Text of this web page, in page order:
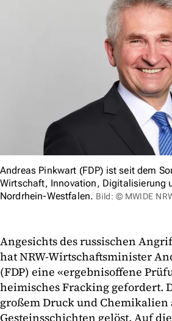
Andreas Pinkwart (FDP) ist seit dem
Wirtschaft, Innovation, Digitalisierung
Nordrhein-Westfalen. Bild: © MWIDE
Angesichts des russischen
hat NRW-Wirtschaftsminister
(FDP) eine «ergebnisoffene
heimisches Fracking gefordert.
großem Druck und Chemikalien
Gesteinsschichten gelöst. Auf